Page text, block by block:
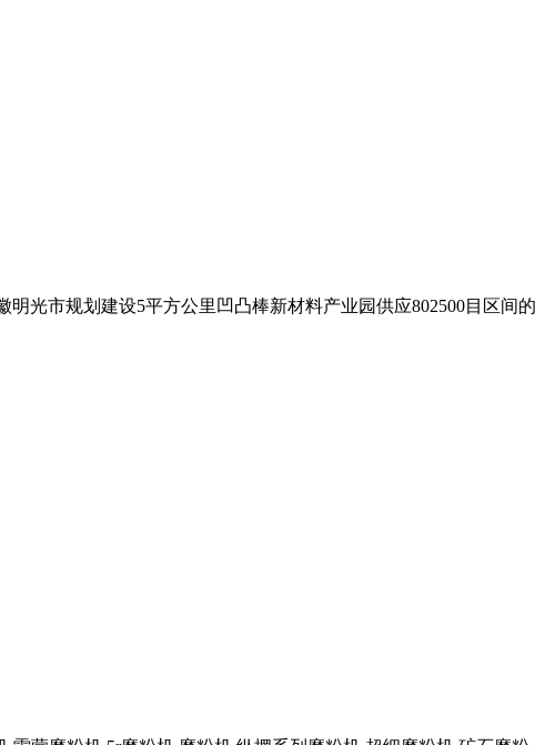
光市规划建设5平方公里凹凸棒新材料产业园供应802500目区间的